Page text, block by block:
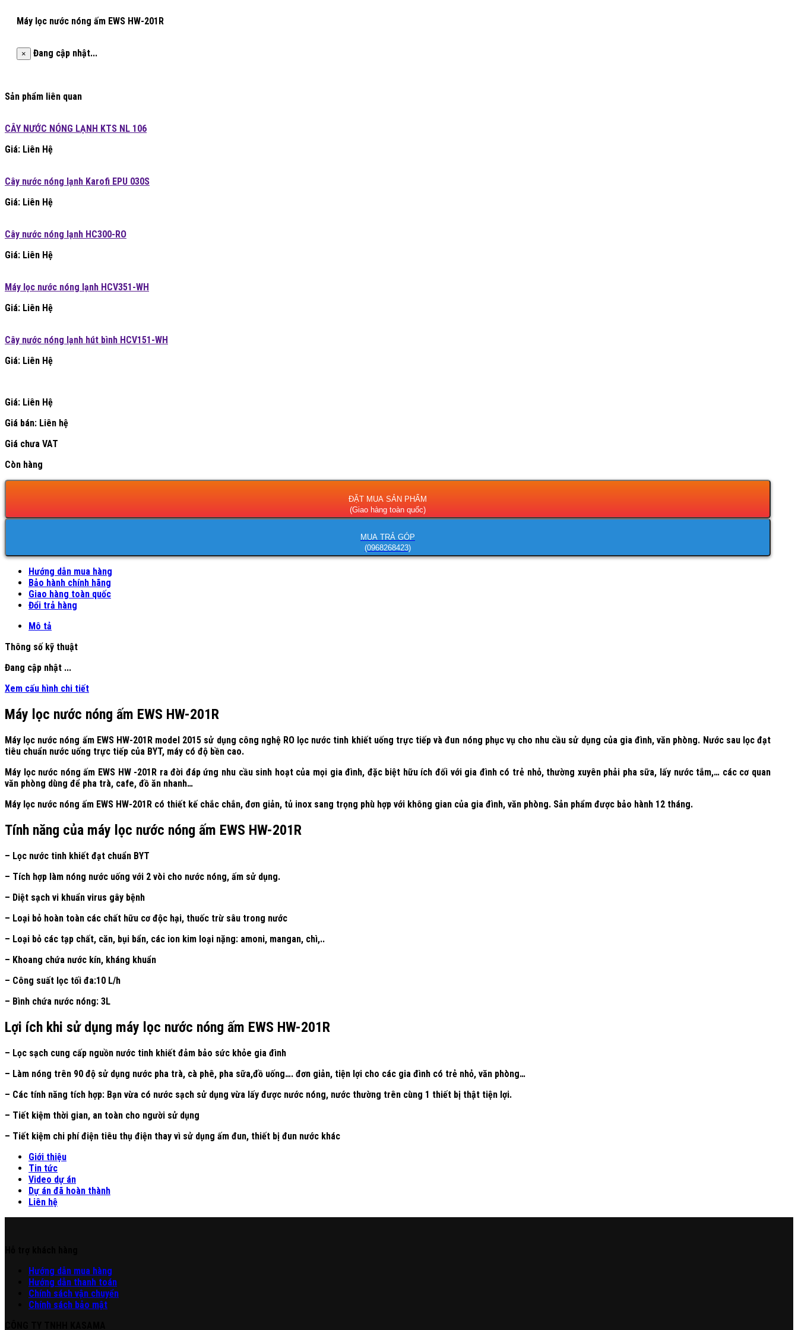
Máy lọc nước nóng ấm EWS HW-201R
× Đang cập nhật...
Sản phẩm liên quan
CÂY NƯỚC NÓNG LẠNH KTS NL 106
Giá: Liên Hệ
Cây nước nóng lạnh Karofi EPU 030S
Giá: Liên Hệ
Cây nước nóng lạnh HC300-RO
Giá: Liên Hệ
Máy lọc nước nóng lạnh HCV351-WH
Giá: Liên Hệ
Cây nước nóng lạnh hút bình HCV151-WH
Giá: Liên Hệ
Giá: Liên Hệ
Giá bán: Liên hệ
Giá chưa VAT
Còn hàng
ĐẶT MUA SẢN PHẨM
(Giao hàng toàn quốc)
MUA TRẢ GÓP
(0968268423)
Hướng dẫn mua hàng
Bảo hành chính hãng
Giao hàng toàn quốc
Đổi trả hàng
Mô tả
Thông số kỹ thuật
Đang cập nhật ...
Xem cấu hình chi tiết
Máy lọc nước nóng ấm EWS HW-201R
Máy lọc nước nóng ấm EWS HW-201R model 2015 sử dụng công nghệ RO lọc nước tinh khiết uống trực tiếp và đun nóng phục vụ cho nhu cầu sử dụng của gia đình, văn phòng. Nước sau lọc đạt
tiêu chuẩn nước uống trực tiếp của BYT, máy có độ bền cao.
Máy lọc nước nóng ấm EWS HW -201R ra đời đáp ứng nhu cầu sinh hoạt của mọi gia đình, đặc biệt hữu ích đối với gia đình có trẻ nhỏ, thường xuyên phải pha sữa, lấy nước tắm,… các cơ quan
văn phòng dùng để pha trà, cafe, đồ ăn nhanh…
Máy lọc nước nóng ấm EWS HW-201R có thiết kế chắc chắn, đơn giản, tủ inox sang trọng phù hợp với không gian của gia đình, văn phòng. Sản phẩm được bảo hành 12 tháng.
Tính năng của máy lọc nước nóng ấm EWS HW-201R
– Lọc nước tinh khiết đạt chuẩn BYT
– Tích hợp làm nóng nước uống với 2 vòi cho nước nóng, ấm sử dụng.
– Diệt sạch vi khuẩn virus gây bệnh
– Loại bỏ hoàn toàn các chất hữu cơ độc hại, thuốc trừ sâu trong nước
– Loại bỏ các tạp chất, căn, bụi bẩn, các ion kim loại nặng: amoni, mangan, chì,..
– Khoang chứa nước kín, kháng khuẩn
– Công suất lọc tối đa:10 L/h
– Bình chứa nước nóng: 3L
Lợi ích khi sử dụng máy lọc nước nóng ấm EWS HW-201R
– Lọc sạch cung cấp nguồn nước tinh khiết đảm bảo sức khỏe gia đình
– Làm nóng trên 90 độ sử dụng nước pha trà, cà phê, pha sữa,đồ uống…. đơn giản, tiện lợi cho các gia đình có trẻ nhỏ, văn phòng…
– Các tính năng tích hợp: Bạn vừa có nước sạch sử dụng vừa lấy được nước nóng, nước thường trên cùng 1 thiết bị thật tiện lợi.
– Tiết kiệm thời gian, an toàn cho người sử dụng
– Tiết kiệm chi phí điện tiêu thụ điện thay vì sử dụng ấm đun, thiết bị đun nước khác
Giới thiệu
Tin tức
Video dự án
Dự án đã hoàn thành
Liên hệ
Hướng dẫn mua hàng
Hướng dẫn thanh toán
Chính sách vận chuyển
Chính sách bảo mật